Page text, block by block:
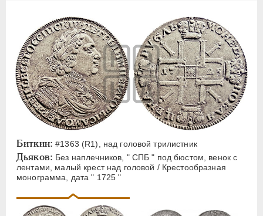
Биткин: #1363 (R1), над головой трилистник
Дьяков: Без наплечников, " СПБ " под бюстом, венок с
лентами, малый крест над головой / Крестообразная
монограмма, дата " 1725 "